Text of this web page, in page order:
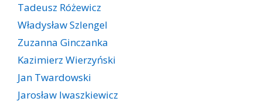
Tadeusz Różewicz
Władysław Szlengel
Zuzanna Ginczanka
Kazimierz Wierzyński
Jan Twardowski
Jarosław Iwaszkiewicz